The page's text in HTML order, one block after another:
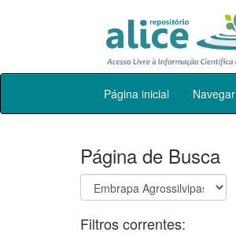
Skip
Página inicial Navegar
Página de Busca
Filtros correntes: